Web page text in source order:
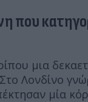
που
μια
Λονδίνο
μία